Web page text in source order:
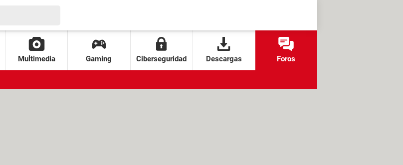
Multimedia Gaming Ciberseguridad Descargas Foros